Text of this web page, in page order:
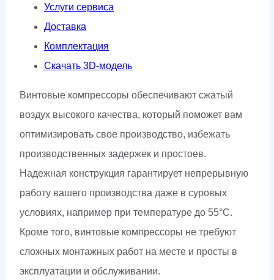
Услуги сервиса
Доставка
Комплектация
Скачать 3D-модель
Винтовые компрессоры обеспечивают сжатый
воздух высокого качества, который поможет вам
оптимизировать свое производство, избежать
производственных задержек и простоев.
Надежная конструкция гарантирует непрерывную
работу вашего производства даже в суровых
условиях, например при температуре до 55°C.
Кроме того, винтовые компрессоры не требуют
сложных монтажных работ на месте и просты в
эксплуатации и обслуживании.